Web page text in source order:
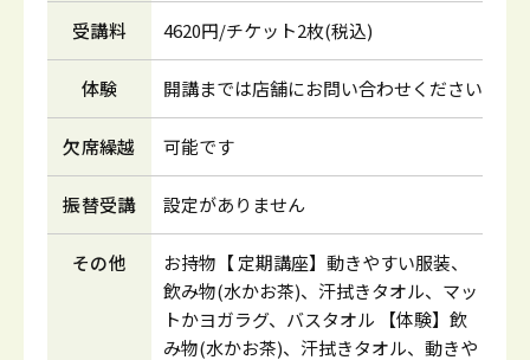
受講料 4620円/チケット2枚(税込)
体験 開講までは店舗にお問い合わせください
欠席繰越 可能です
振替受講 設定がありません
その他
お持物【 定期講座】動きやすい服装、
飲み物(水かお茶)、汗拭きタオル、マッ
トかヨガラグ、バスタオル 【体験】飲
み物(水かお茶)、汗拭きタオル、動きや